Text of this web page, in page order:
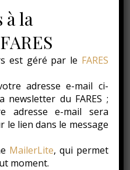
SONDAGES
vous
parler de la
?
2012
de
à la
est géré par le FARES
adresse e-mail ci-
newsletter du FARES ;
adresse e-mail sera
le lien dans le message
MailerLite, qui permet
moment.